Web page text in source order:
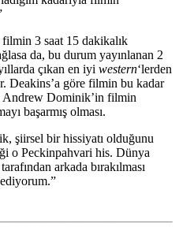
filmin 3 saat 15 dakikalık
da, bu durum yayınlanan 2
çıkan en iyi western‘lerden
Deakins’a göre filmin bu kadar
Andrew Dominik’in filmin
başarmış olması.
şiirsel bir hissiyatı olduğunu
o Peckinpahvari his. Dünya
arkada bırakılması